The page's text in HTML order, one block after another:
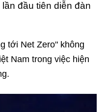
đầu tiên diễn đàn
tới Net Zero" không
Nam trong việc hiện